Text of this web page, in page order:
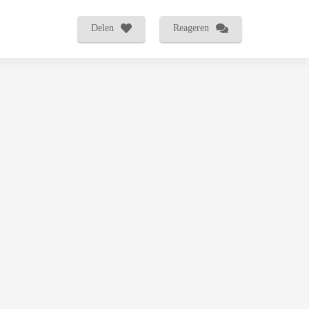
Delen Reageren